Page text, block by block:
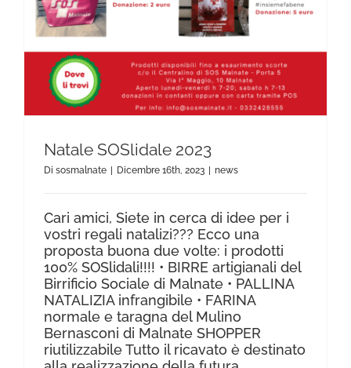
Natale SOSlidale 2023
Di sosmalnate | Dicembre 16th, 2023 | news
Cari amici, Siete in cerca di idee per i
vostri regali natalizi??? Ecco una
proposta buona due volte: i prodotti
100% SOSlidali!!!! • BIRRE artigianali del
Birrificio Sociale di Malnate • PALLINA
NATALIZIA infrangibile • FARINA
normale e taragna del Mulino
Bernasconi di Malnate SHOPPER
riutilizzabile Tutto il ricavato è destinato